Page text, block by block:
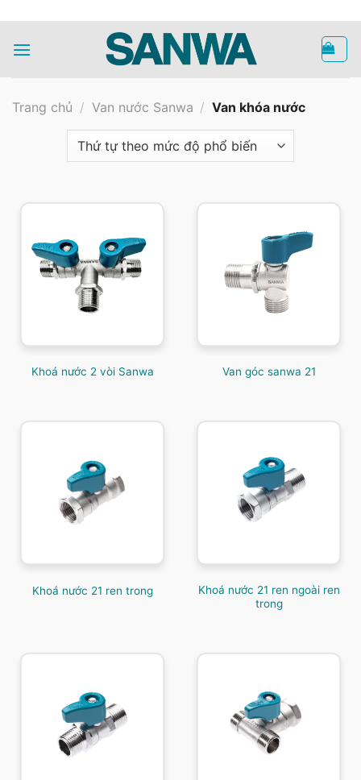
nội
Trang chủ / Van nước Sanwa / Van khóa nước
Khoá nước 2 vòi Sanwa Van góc sanwa 21
Khoá nước 21 ren trong
Khoá nước 21 ren ngoài ren
trong